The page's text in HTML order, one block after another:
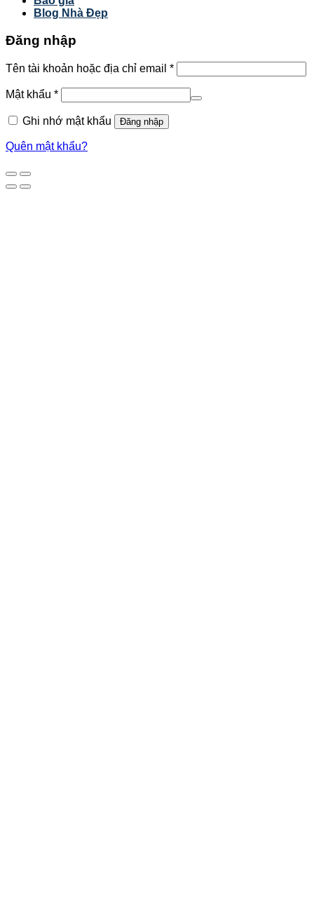
Blog Nhà Đẹp
Đăng nhập
Tên tài khoản hoặc địa chỉ email *
Mật khẩu *
Ghi nhớ mật khẩu Đăng nhập
Quên mật khẩu?